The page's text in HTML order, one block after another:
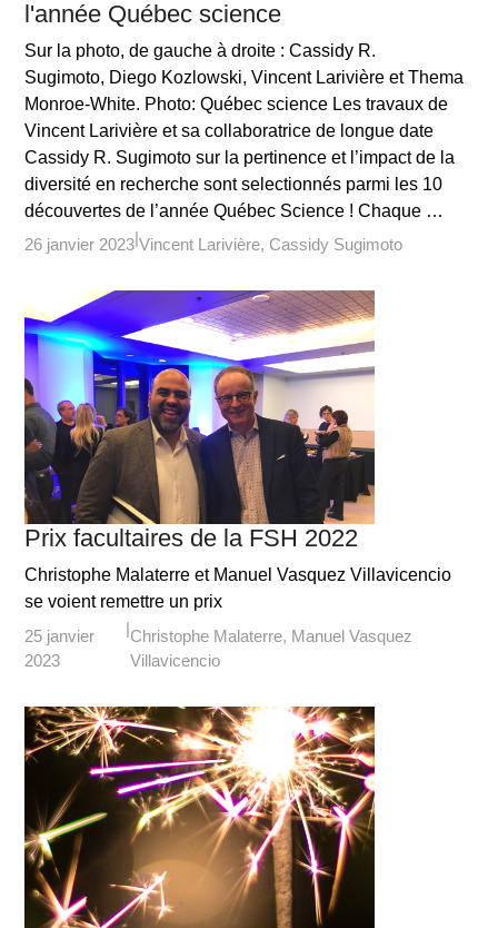
l'année Québec science
Sur la photo, de gauche à droite : Cassidy R.
Sugimoto, Diego Kozlowski, Vincent Larivière et Thema
Monroe-White. Photo: Québec science Les travaux de
Vincent Larivière et sa collaboratrice de longue date
Cassidy R. Sugimoto sur la pertinence et l’impact de la
diversité en recherche sont selectionnés parmi les 10
découvertes de l’année Québec Science ! Chaque …
26 janvier 2023 Vincent Larivière Cassidy Sugimoto
Prix facultaires de la FSH 2022
Christophe Malaterre et Manuel Vasquez Villavicencio
se voient remettre un prix
25 janvier
2023
Christophe Malaterre Manuel Vasquez
Villavicencio